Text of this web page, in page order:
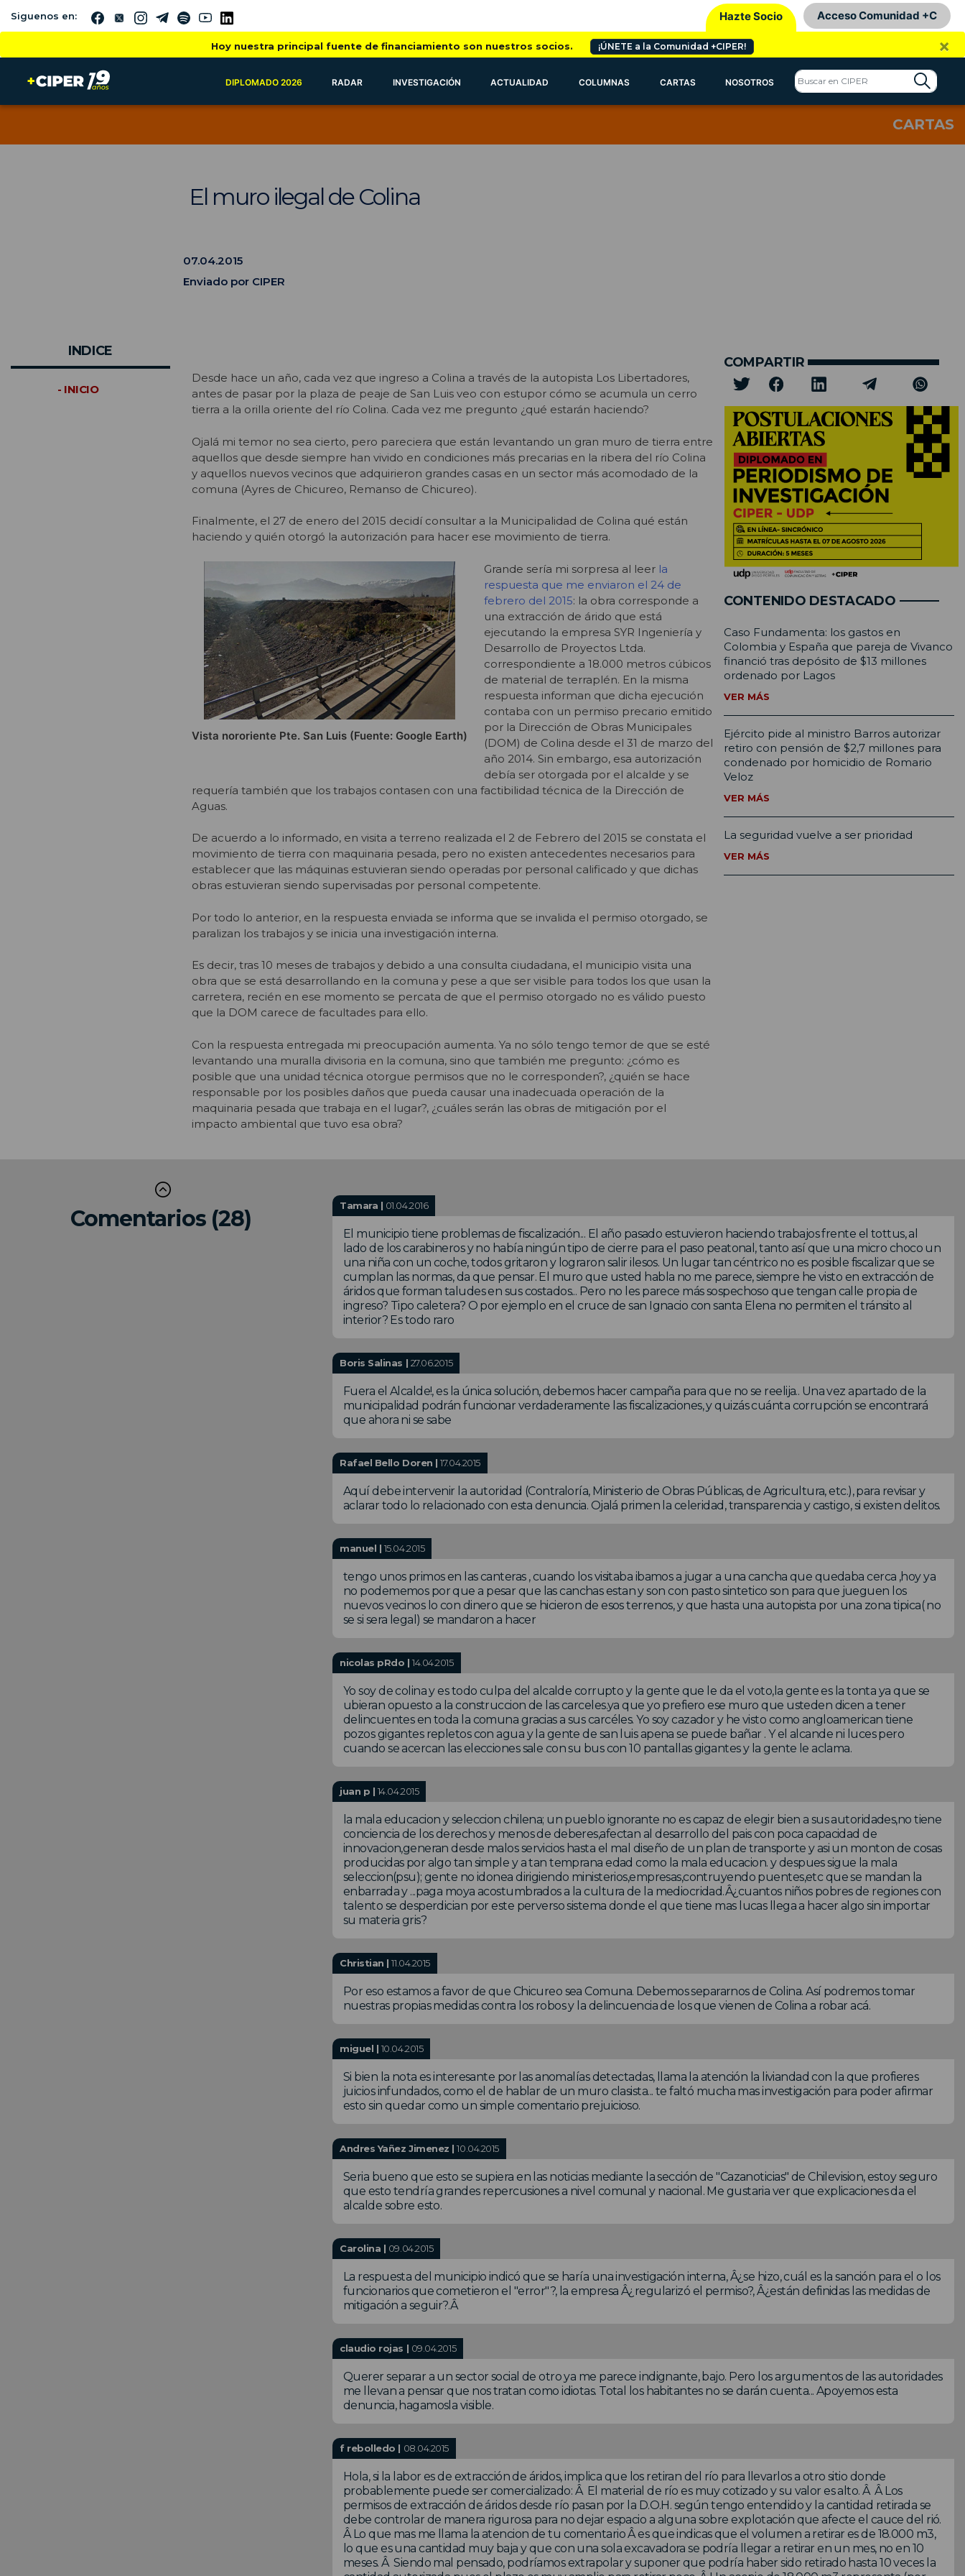
Siguenos en: Hazte Socio Acceso Comunidad +C
Hoy nuestra principal fuente de financiamiento son nuestros socios. ¡ÚNETE a la Comunidad +CIPER! ×
DIPLOMADO 2026 RADAR INVESTIGACIÓN ACTUALIDAD COLUMNAS CARTAS NOSOTROS
CARTAS
El muro ilegal de Colina
07.04.2015
Enviado por CIPER
INDICE
- INICIO
Desde hace un año, cada vez que ingreso a Colina a través de la autopista Los Libertadores,
antes de pasar por la plaza de peaje de San Luis veo con estupor cómo se acumula un cerro
tierra a la orilla oriente del río Colina. Cada vez me pregunto ¿qué estarán haciendo?
Ojalá mi temor no sea cierto, pero pareciera que están levantando un gran muro de tierra entre
aquellos que desde siempre han vivido en condiciones más precarias en la ribera del río Colina
y aquellos nuevos vecinos que adquirieron grandes casas en un sector más acomodado de la
comuna (Ayres de Chicureo, Remanso de Chicureo).
Finalmente, el 27 de enero del 2015 decidí consultar a la Municipalidad de Colina qué están
haciendo y quién otorgó la autorización para hacer ese movimiento de tierra.
Vista nororiente Pte. San Luis (Fuente: Google Earth)
Grande sería mi sorpresa al leer la
respuesta que me enviaron el 24 de
febrero del 2015: la obra corresponde a
una extracción de árido que está
ejecutando la empresa SYR Ingeniería y
Desarrollo de Proyectos Ltda.
correspondiente a 18.000 metros cúbicos
de material de terraplén. En la misma
respuesta informan que dicha ejecución
contaba con un permiso precario emitido
por la Dirección de Obras Municipales
(DOM) de Colina desde el 31 de marzo del
año 2014. Sin embargo, esa autorización
debía ser otorgada por el alcalde y se
requería también que los trabajos contasen con una factibilidad técnica de la Dirección de
Aguas.
De acuerdo a lo informado, en visita a terreno realizada el 2 de Febrero del 2015 se constata el
movimiento de tierra con maquinaria pesada, pero no existen antecedentes necesarios para
establecer que las máquinas estuvieran siendo operadas por personal calificado y que dichas
obras estuvieran siendo supervisadas por personal competente.
Por todo lo anterior, en la respuesta enviada se informa que se invalida el permiso otorgado, se
paralizan los trabajos y se inicia una investigación interna.
Es decir, tras 10 meses de trabajos y debido a una consulta ciudadana, el municipio visita una
obra que se está desarrollando en la comuna y pese a que ser visible para todos los que usan la
carretera, recién en ese momento se percata de que el permiso otorgado no es válido puesto
que la DOM carece de facultades para ello.
Con la respuesta entregada mi preocupación aumenta. Ya no sólo tengo temor de que se esté
levantando una muralla divisoria en la comuna, sino que también me pregunto: ¿cómo es
posible que una unidad técnica otorgue permisos que no le corresponden?, ¿quién se hace
responsable por los posibles daños que pueda causar una inadecuada operación de la
maquinaria pesada que trabaja en el lugar?, ¿cuáles serán las obras de mitigación por el
impacto ambiental que tuvo esa obra?
COMPARTIR
CONTENIDO DESTACADO
Caso Fundamenta: los gastos en
Colombia y España que pareja de Vivanco
financió tras depósito de $13 millones
ordenado por Lagos
VER MÁS
Ejército pide al ministro Barros autorizar
retiro con pensión de $2,7 millones para
condenado por homicidio de Romario
Veloz
VER MÁS
La seguridad vuelve a ser prioridad
VER MÁS
Comentarios (28) Tamara | 01.04.2016
El municipio tiene problemas de fiscalización... El año pasado estuvieron haciendo trabajos frente el tottus, al
lado de los carabineros y no había ningún tipo de cierre para el paso peatonal, tanto así que una micro choco un
una niña con un coche, todos gritaron y lograron salir ilesos. Un lugar tan céntrico no es posible fiscalizar que se
cumplan las normas, da que pensar. El muro que usted habla no me parece, siempre he visto en extracción de
áridos que forman taludes en sus costados... Pero no les parece más sospechoso que tengan calle propia de
ingreso? Tipo caletera? O por ejemplo en el cruce de san Ignacio con santa Elena no permiten el tránsito al
interior? Es todo raro
Boris Salinas | 27.06.2015
Fuera el Alcalde!, es la única solución, debemos hacer campaña para que no se reelija.. Una vez apartado de la
municipalidad podrán funcionar verdaderamente las fiscalizaciones, y quizás cuánta corrupción se encontrará
que ahora ni se sabe
Rafael Bello Doren |17.04.2015
Aquí debe intervenir la autoridad (Contraloría, Ministerio de Obras Públicas, de Agricultura, etc.), para revisar y
aclarar todo lo relacionado con esta denuncia. Ojalá primen la celeridad, transparencia y castigo, si existen delitos.
manuel | 15.04.2015
tengo unos primos en las canteras , cuando los visitaba ibamos a jugar a una cancha que quedaba cerca ,hoy ya
no podememos por que a pesar que las canchas estan y son con pasto sintetico son para que jueguen los
nuevos vecinos lo con dinero que se hicieron de esos terrenos, y que hasta una autopista por una zona tipica( no
se si sera legal) se mandaron a hacer
nicolas pRdo |14.04.2015
Yo soy de colina y es todo culpa del alcalde corrupto y la gente que le da el voto,la gente es la tonta ya que se
ubieran opuesto a la construccion de las carceles.ya que yo prefiero ese muro que usteden dicen a tener
delincuentes en toda la comuna gracias a sus carcéles. Yo soy cazador y he visto como angloamerican tiene
pozos gigantes repletos con agua y la gente de san luis apena se puede bañar . Y el alcande ni luces pero
cuando se acercan las elecciones sale con su bus con 10 pantallas gigantes y la gente le aclama.
juan p | 14.04.2015
la mala educacion y seleccion chilena; un pueblo ignorante no es capaz de elegir bien a sus autoridades,no tiene
conciencia de los derechos y menos de deberes,afectan al desarrollo del pais con poca capacidad de
innovacion,generan desde malos servicios hasta el mal diseño de un plan de transporte y asi un monton de cosas
producidas por algo tan simple y a tan temprana edad como la mala educacion. y despues sigue la mala
seleccion(psu); gente no idonea dirigiendo ministerios,empresas,contruyendo puentes,etc que se mandan la
enbarrada y ...paga moya acostumbrados a la cultura de la mediocridad.Â¿cuantos niños pobres de regiones con
talento se desperdician por este perverso sistema donde el que tiene mas lucas llega a hacer algo sin importar
su materia gris?
Christian |11.04.2015
Por eso estamos a favor de que Chicureo sea Comuna. Debemos separarnos de Colina. Así podremos tomar
nuestras propias medidas contra los robos y la delincuencia de los que vienen de Colina a robar acá.
miguel | 10.04.2015
Si bien la nota es interesante por las anomalías detectadas, llama la atención la liviandad con la que profieres
juicios infundados, como el de hablar de un muro clasista... te faltó mucha mas investigación para poder afirmar
esto sin quedar como un simple comentario prejuicioso.
Andres Yañez Jimenez |10.04.2015
Seria bueno que esto se supiera en las noticias mediante la sección de "Cazanoticias" de Chilevision, estoy seguro
que esto tendría grandes repercusiones a nivel comunal y nacional. Me gustaria ver que explicaciones da el
alcalde sobre esto.
Carolina | 09.04.2015
La respuesta del municipio indicó que se haría una investigación interna, Â¿se hizo, cuál es la sanción para el o los
funcionarios que cometieron el "error"?, la empresa Â¿regularizó el permiso?, Â¿están definidas las medidas de
mitigación a seguir?.Â
claudio rojas | 09.04.2015
Querer separar a un sector social de otro ya me parece indignante, bajo. Pero los argumentos de las autoridades
me llevan a pensar que nos tratan como idiotas. Total los habitantes no se darán cuenta... Apoyemos esta
denuncia, hagamosla visible.
f rebolledo | 08.04.2015
Hola, si la labor es de extracción de áridos, implica que los retiran del río para llevarlos a otro sitio donde
probablemente puede ser comercializado: Â El material de río es muy cotizado y su valor es alto. Â Â Los
permisos de extracción de áridos desde río pasan por la D.O.H. según tengo entendido y la cantidad retirada se
debe controlar de manera rigurosa para no dejar espacio a alguna sobre explotación que afecte el cauce del rió.
Â Lo que mas me llama la atencion de tu comentario Â es que indicas que el volumen a retirar es de 18.000 m3,
lo que es una cantidad muy baja y que con una sola excavadora se podría llegar a retirar en un mes, no en 10
meses. Â Siendo mal pensado, podríamos extrapolar y suponer que podría haber sido retirado hasta 10 veces la